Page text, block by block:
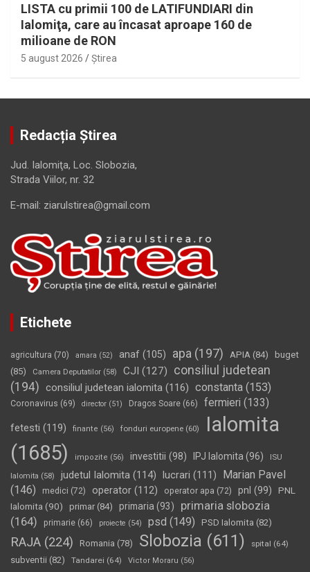
LISTA cu primii 100 de LATIFUNDIARI din
Ialomiţa, care au încasat aproape 160 de
milioane de RON
5 august 2026 Ştirea
Redacția Știrea
Jud. Ialomiţa, Loc. Slobozia,
Strada Viilor, nr. 32
E-mail: ziarulstirea@gmail.com
Etichete
agricultura (70) amara (52) anaf (105) apa (197) APIA (84)
buget
(85)
Camera Deputatilor (58) CJI (127)
consiliul judetean
(194) consiliul judetean ialomita (116) constanta (153)
Coronavirus (69) director (51) Dragos Soare (66) fermieri (133)
fetesti (119) finante (56) fonduri europene (60)
Ialomita
(1685)
impozite (56) investitii (98) IPJ Ialomita (96) ISU
Ialomita (58) judetul Ialomita (114) lucrari (111)
Marian Pavel
(146)
medici (72) operator (112) operator apa (72) pnl (99)
PNL
Ialomita (90) primar(84) primaria (93)
primaria slobozia
(164)
primarie (66) proiecte (54) psd (149) PSD Ialomita (82)
RAJA (224) Romania (78) Slobozia (611) spital (64)
subventii (82) Tandarei (64) Victor Moraru (56)